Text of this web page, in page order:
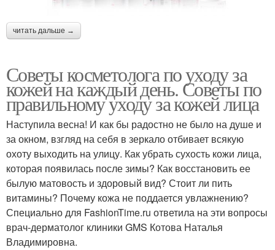
читать дальше →
Советы косметолога по уходу за
кожей на каждый день. Советы по
правильному уходу за кожей лица
Наступила весна! И как бы радостно не было на душе и
за окном, взгляд на себя в зеркало отбивает всякую
охоту выходить на улицу. Как убрать сухость кожи лица,
которая появилась после зимы? Как восстановить ее
былую матовость и здоровый вид? Стоит ли пить
витамины? Почему кожа не поддается увлажнению?
Специально для FashionTime.ru ответила на эти вопросы
врач-дерматолог клиники GMS Котова Наталья
Владимировна.